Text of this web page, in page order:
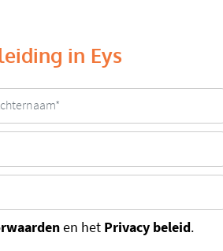
in Eys
en het Privacy beleid.